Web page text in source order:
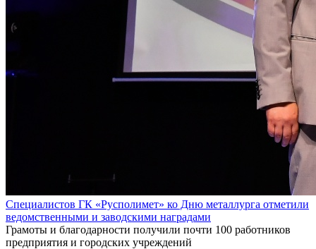
Специалистов ГК «Русполимет» ко Дню металлурга отметили
ведомственными и заводскими наградами
Грамоты и благодарности получили почти 100 работников
предприятия и городских учреждений